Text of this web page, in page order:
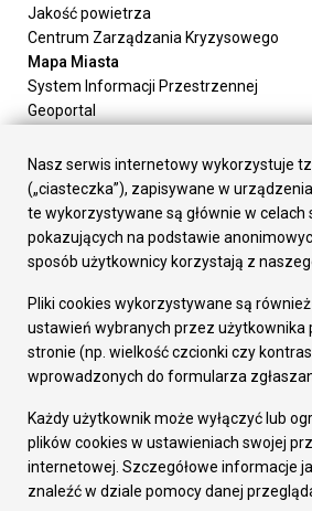
Jakość powietrza
Centrum Zarządzania Kryzysowego
Mapa Miasta
System Informacji Przestrzennej
Geoportal
Załatw sprawę
Prezydent Miasta
Rada Miasta
Wydziały
Elektroniczna Skrzynka Podawcza
Gospodarka
Fundusze europejskie
Środki krajowe
Oferty inwestycyjne
Pozostałe
Deklaracja dostępności
Dane osobowe
Dodaj opinię o witrynie
Nasz serwis internetowy wykorzystuje
(„ciasteczka”), zapisywane w
te wykorzystywane są głównie w celach
pokazujących na podstawie
sposób użytkownicy korzystają z
Pliki cookies wykorzystywane są
ustawień wybranych przez użytkownika
stronie (np. wielkość czcionki czy
wprowadzonych do formularza
Każdy użytkownik może wyłączyć lub
plików cookies w ustawieniach swojej
internetowej. Szczegółowe informacje
znaleźć w dziale pomocy danej